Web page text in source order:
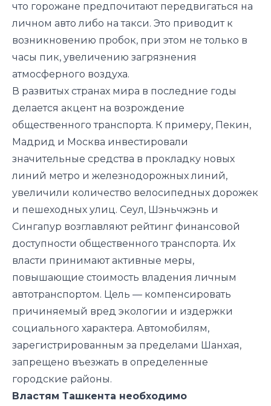
что горожане предпочитают передвигаться на
личном авто либо на такси. Это приводит к
возникновению пробок, при этом не только в
часы пик, увеличению загрязнения
атмосферного воздуха.
В развитых странах мира в последние годы
делается акцент на возрождение
общественного транспорта. К примеру, Пекин,
Мадрид и Москва инвестировали
значительные средства в прокладку новых
линий метро и железнодорожных линий,
увеличили количество велосипедных дорожек
и пешеходных улиц. Сеул, Шэньчжэнь и
Сингапур возглавляют рейтинг финансовой
доступности общественного транспорта. Их
власти принимают активные меры,
повышающие стоимость владения личным
автотранспортом. Цель — компенсировать
причиняемый вред экологии и издержки
социального характера. Автомобилям,
зарегистрированным за пределами Шанхая,
запрещено въезжать в определенные
городские районы.
Властям Ташкента необходимо